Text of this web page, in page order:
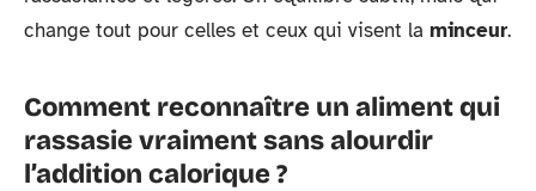
change tout pour celles et ceux qui visent la minceur.
Comment reconnaître un aliment qui
rassasie vraiment sans alourdir
l’addition calorique ?